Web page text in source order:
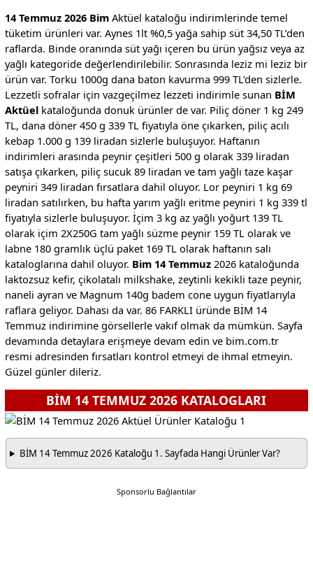
14 Temmuz 2026 BimAktüel kataloğu indirimlerinde temel
tüketim ürünleri var. Aynes 1lt %0,5 yağa sahip süt 34,50 TL’den
raflarda. Binde oranında süt yağı içeren bu ürün yağsız veya az
yağlı kategoride değerlendirilebilir. Sonrasında leziz mi leziz bir
ürün var. Torku 1000g dana baton kavurma 999 TL’den sizlerle.
Lezzetli sofralar için vazgeçilmez lezzeti indirimle sunan BİM
Aktüelkataloğunda donuk ürünler de var. Piliç döner 1 kg 249
TL, dana döner 450 g 339 TL fiyatıyla öne çıkarken, piliç acılı
kebap 1.000 g 139 liradan sizlerle buluşuyor. Haftanın
indirimleri arasında peynir çeşitleri 500 g olarak 339 liradan
satışa çıkarken, piliç sucuk 89 liradan ve tam yağlı taze kaşar
peyniri 349 liradan fırsatlara dahil oluyor. Lor peyniri 1 kg 69
liradan satılırken, bu hafta yarım yağlı eritme peyniri 1 kg 339 tl
fiyatıyla sizlerle buluşuyor. İçim 3 kg az yağlı yoğurt 139 TL
olarak içim 2X250G tam yağlı süzme peynir 159 TL olarak ve
labne 180 gramlık üçlü paket 169 TL olarak haftanın salı
kataloglarına dahil oluyor. Bim 14 Temmuz2026 kataloğunda
laktozsuz kefir, çikolatalı milkshake, zeytinli kekikli taze peynir,
naneli ayran ve Magnum 140g badem cone uygun fiyatlarıyla
raflara geliyor. Dahası da var. 86 FARKLI üründe BİM 14
Temmuz indirimine görsellerle vakıf olmak da mümkün. Sayfa
devamında detaylara erişmeye devam edin ve bim.com.tr
resmi adresinden fırsatları kontrol etmeyi de ihmal etmeyin.
Güzel günler dileriz.
BİM 14 TEMMUZ 2026 KATALOGLARI
BİM 14 Temmuz 2026 Kataloğu 1. Sayfada Hangi Ürünler Var?
Sponsorlu Bağlantılar